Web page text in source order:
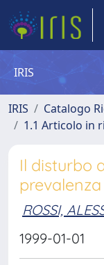
IRIS
IRIS Catalogo
1.1 Articolo in
Il disturbo
ROSSI,
1999-01-01